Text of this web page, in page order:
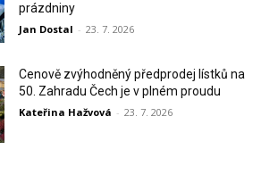
prázdniny
Jan Dostal - 23. 7. 2026
Cenově zvýhodněný předprodej lístků na
50. Zahradu Čech je v plném proudu
Kateřina Hažvová - 23. 7. 2026